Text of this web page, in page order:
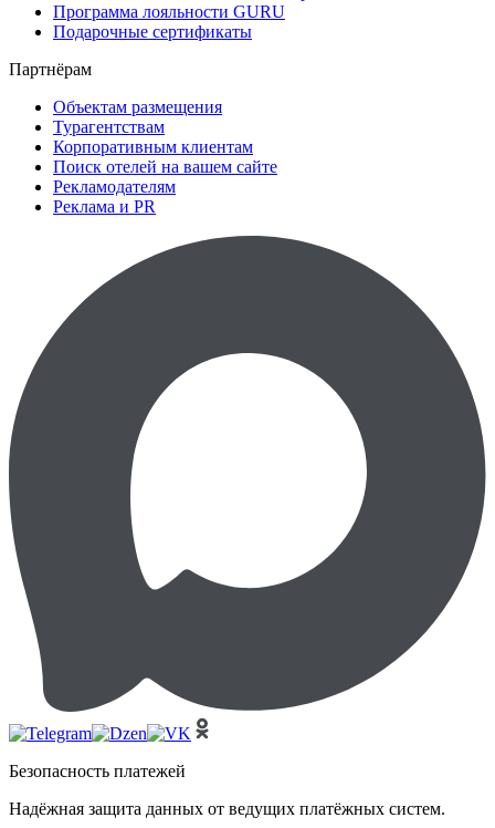
Программа лояльности GURU
Подарочные сертификаты
Партнёрам
Объектам размещения
Турагентствам
Корпоративным клиентам
Поиск отелей на вашем сайте
Рекламодателям
Реклама и PR
Безопасность платежей
Надёжная защита данных от ведущих платёжных систем.